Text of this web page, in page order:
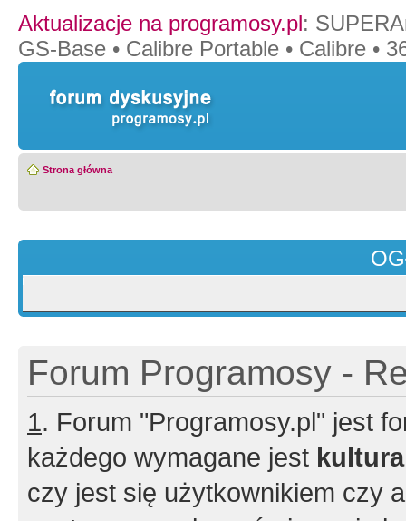
Aktualizacje na programosy.pl:
GS-Base • Calibre Portable • Calibre •
Strona główna
Forum Programosy -
1. Forum "Programosy.pl" jest
każdego wymagane jest
czy jest się użytkownikiem czy